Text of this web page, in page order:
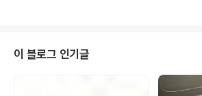
라요손오공이 1백년에 한 번씩 열리는 천도복숭아를 훔쳐
먹어 바위에 갇혀 사는 벌을 받았다는 의 이야기에도 나오
듯 복숭아의 원산지는 중국입니다. 비단길을 통해 서양에
전해져 지금은 미국 캘리포니아가 세계 최대 복숭아 생산
이 블로그 인기글